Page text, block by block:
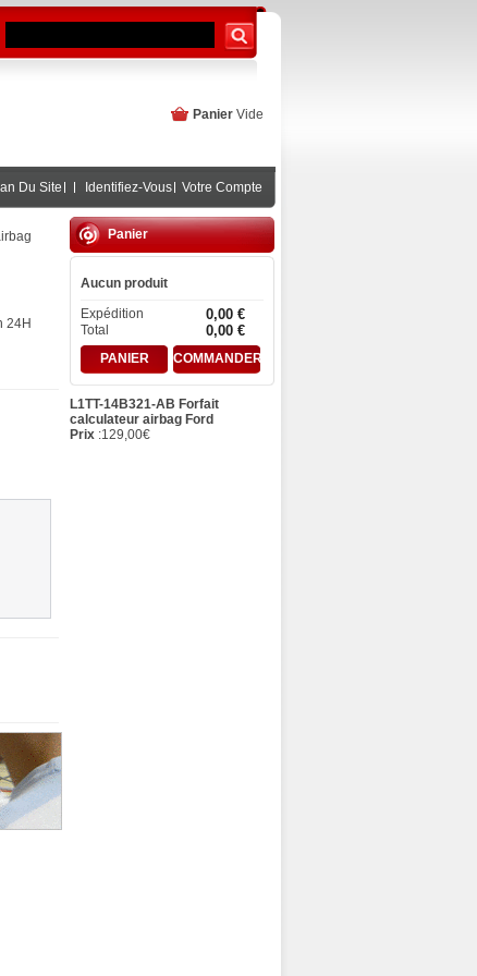
Panier Vide
Du Site Identifiez-Vous Votre Compte
24H
Panier
Aucun produit
Expédition
0,00 €
Total 0,00 €
PANIER COMMANDER
L1TT-14B321-AB Forfait
calculateur airbag Ford
Prix :129,00€